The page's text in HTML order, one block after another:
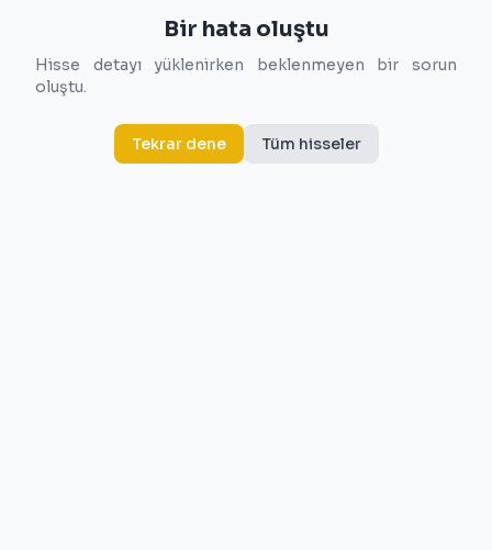
Bir hata oluştu
Hisse detayı yüklenirken beklenmeyen bir sorun
oluştu.
Tekrar dene Tüm hisseler